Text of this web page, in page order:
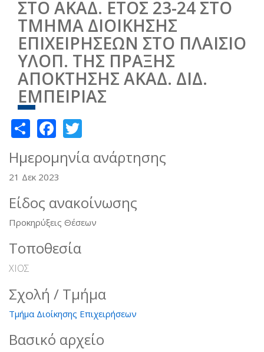
ΣΤΟ ΑΚΑΔ. ΕΤΟΣ 23-24 ΣΤΟ
ΤΜΗΜΑ ΔΙΟΙΚΗΣΗΣ
ΕΠΙΧΕΙΡΗΣΕΩΝ ΣΤΟ ΠΛΑΙΣΙΟ
ΥΛΟΠ. ΤΗΣ ΠΡΑΞΗΣ
ΑΠΟΚΤΗΣΗΣ ΑΚΑΔ. ΔΙΔ.
ΕΜΠΕΙΡΙΑΣ
ShareFacebook
Ημερομηνία ανάρτησης
21 Δεκ 2023
Είδος ανακοίνωσης
Προκηρύξεις Θέσεων
Τοποθεσία
ΧΙΟΣ
Σχολή / Τμήμα
Τμήμα Διοίκησης Επιχειρήσεων
Βασικό αρχείο